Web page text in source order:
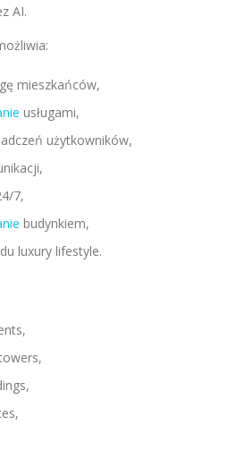
AI.
mieszkańców,
usługami,
użytkowników,
7,
budynkiem,
luxury lifestyle.